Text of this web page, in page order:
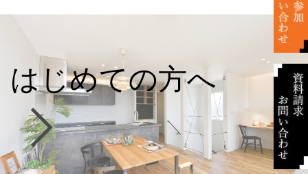
はじめての方へ